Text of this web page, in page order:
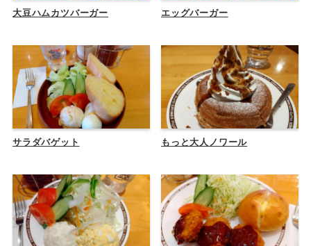
大豆ハムカツバーガー エッグバーガー
サラダバゲット もっと大人ノワール